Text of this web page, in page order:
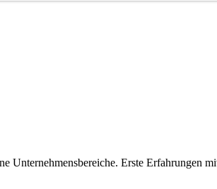
Unternehmensbereiche. Erste Erfahrungen